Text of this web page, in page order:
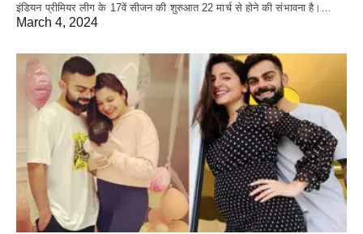
इंडियन प्रीमियर लीग के 17वें सीजन की शुरुआत 22 मार्च से होने की संभावना है।…
March 4, 2024